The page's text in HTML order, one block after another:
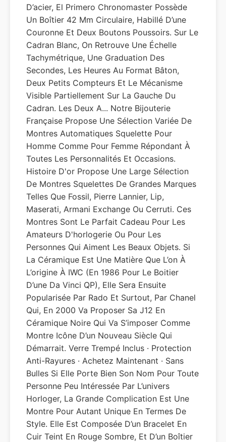
D’acier, El Primero Chronomaster Possède
Un Boîtier 42 Mm Circulaire, Habillé D’une
Couronne Et Deux Boutons Poussoirs. Sur Le
Cadran Blanc, On Retrouve Une Échelle
Tachymétrique, Une Graduation Des
Secondes, Les Heures Au Format Bâton,
Deux Petits Compteurs Et Le Mécanisme
Visible Partiellement Sur La Gauche Du
Cadran. Les Deux A... Notre Bijouterie
Française Propose Une Sélection Variée De
Montres Automatiques Squelette Pour
Homme Comme Pour Femme Répondant À
Toutes Les Personnalités Et Occasions.
Histoire D'or Propose Une Large Sélection
De Montres Squelettes De Grandes Marques
Telles Que Fossil, Pierre Lannier, Lip,
Maserati, Armani Exchange Ou Cerruti. Ces
Montres Sont Le Parfait Cadeau Pour Les
Amateurs D'horlogerie Ou Pour Les
Personnes Qui Aiment Les Beaux Objets. Si
La Céramique Est Une Matière Que L’on À
L’origine À IWC (en 1986 Pour Le Boitier
D’une Da Vinci QP), Elle Sera Ensuite
Popularisée Par Rado Et Surtout, Par Chanel
Qui, En 2000 Va Proposer Sa J12 En
Céramique Noire Qui Va S’imposer Comme
Montre Icône D’un Nouveau Siècle Qui
Démarrait. Verre Trempé Inclus · Protection
Anti-Rayures · Achetez Maintenant · Sans
Bulles Si Elle Porte Bien Son Nom Pour Toute
Personne Peu Intéressée Par L’univers
Horloger, La Grande Complication Est Une
Montre Pour Autant Unique En Termes De
Style. Elle Est Composée D’un Bracelet En
Cuir Teint En Rouge Sombre, Et D’un Boîtier